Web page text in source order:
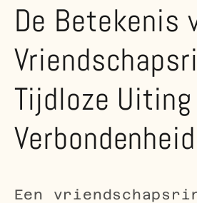
De Betekenis
Tijdloze Uiting
Verbondenheid
Een